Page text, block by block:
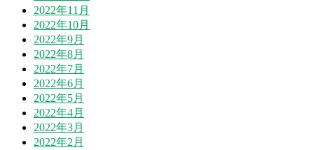
2022年11月
2022年10月
2022年9月
2022年8月
2022年7月
2022年6月
2022年5月
2022年4月
2022年3月
2022年2月